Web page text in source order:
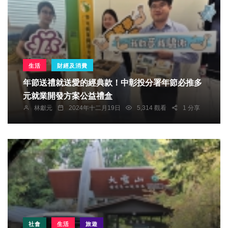
生活 財經及消費
年節送禮就送愛的經典款！中彰投分署年節必推多
元就業開發方案公益禮盒
林獻元 2024年十二月19日 5,314 觀看 1 分享
社會 生活 旅遊